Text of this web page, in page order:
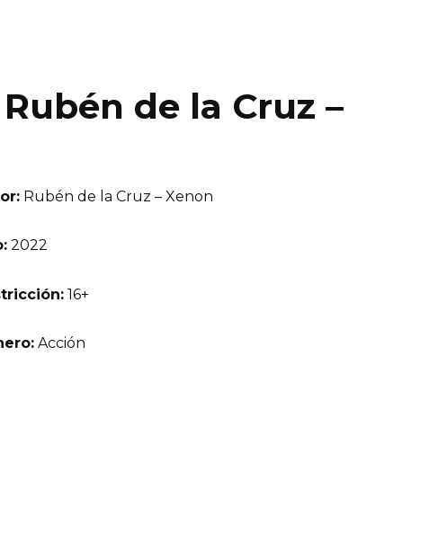
de la Cruz –
Rubén de la Cruz – Xenon
2022
16+
Acción